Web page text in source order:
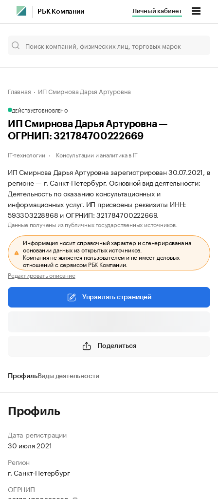
РБК Компании Личный кабинет
Главная ИП Смирнова Дарья Артуровна
ДЕЙСТВУЕТОБНОВЛЕНО
ИП Смирнова Дарья Артуровна —
ОГРНИП: 321784700222669
IT-технологии Консультации и аналитика в IT
ИП Смирнова Дарья Артуровна зарегистрирован 30.07.2021, в
регионе — г. Санкт-Петербург. Основной вид деятельности:
Деятельность по оказанию консультационных и
информационных услуг. ИП присвоены реквизиты ИНН:
593303228868 и ОГРНИП: 321784700222669.
Данные получены из публичных государственных источников.
Информация носит справочный характер и сгенерирована на
основании данных из открытых источников.
Компания не является пользователем и не имеет деловых
отношений с сервисом РБК Компании.
Редактировать описание
Управлять страницей
Поделиться
ПрофильВиды деятельности
Профиль
Дата регистрации
30 июля 2021
Регион
г. Санкт-Петербург
ОГРНИП